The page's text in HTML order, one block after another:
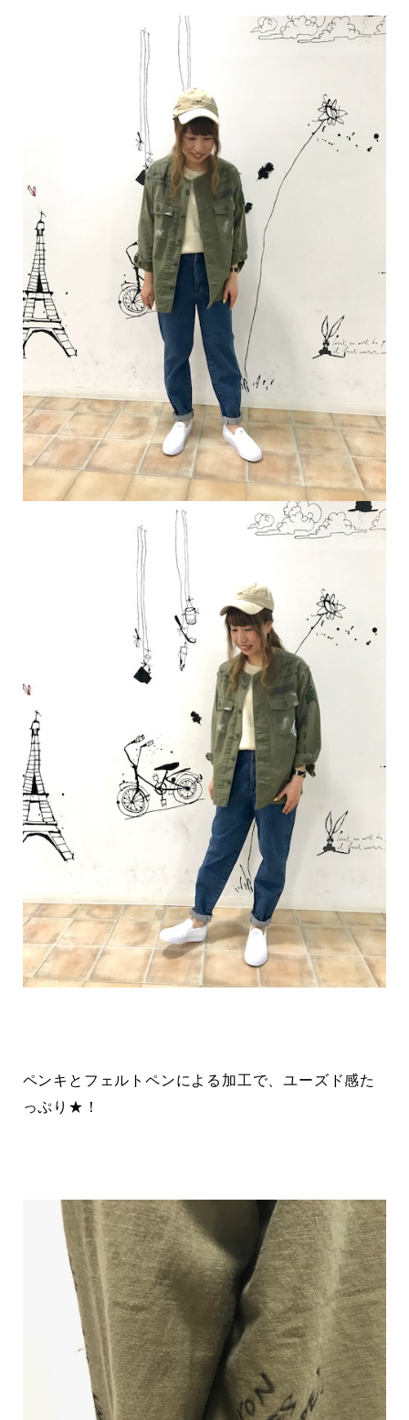
ペンキとフェルトペンによる加工で、ユーズド感た
っぷり★！